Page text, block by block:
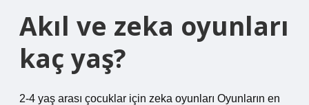
Akıl ve zeka oyunları
kaç yaş?
2-4 yaş arası çocuklar için zeka oyunları Oyunların en